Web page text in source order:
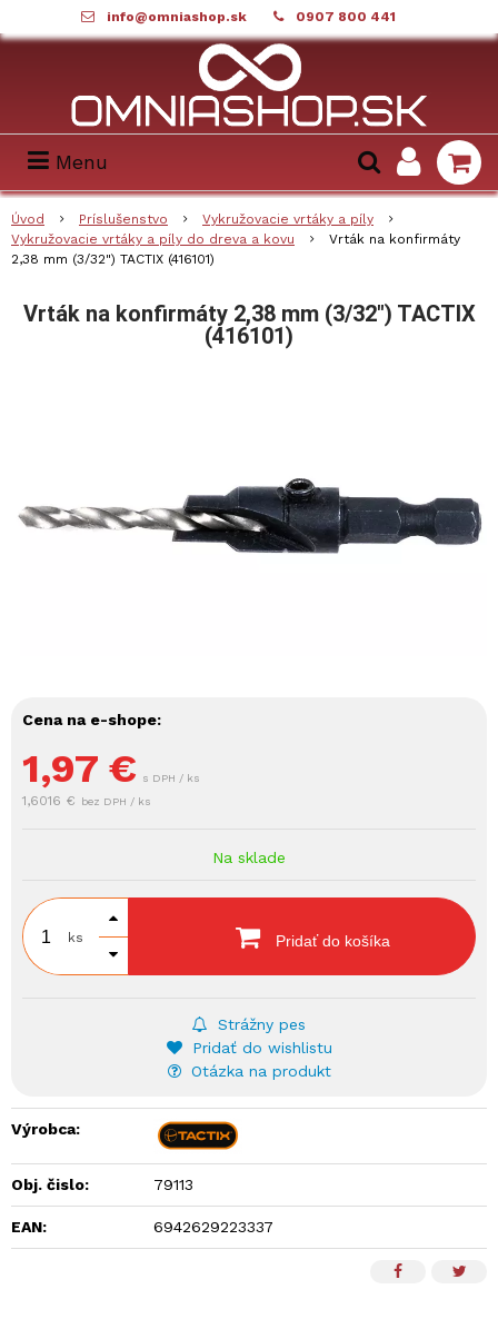
info@omniashop.sk 0907 800 441
Menu
Úvod Príslušenstvo
Vykružovacie vrtáky a píly
Vykružovacie vrtáky a píly do dreva a kovu
Vrták na konfirmáty
2,38 mm (3/32") TACTIX (416101)
Vrták na konfirmáty 2,38 mm (3/32") TACTIX
(416101)
Cena na e-shope:
1,97 € s DPH / ks
1,6016 € bez DPH / ks
Na sklade
ks Pridať do košíka
Strážny pes
Pridať do wishlistu
Otázka na produkt
Výrobca:
Obj. čislo: 79113
EAN: 6942629223337